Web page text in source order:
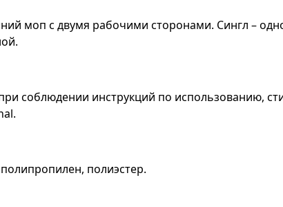
моп с двумя рабочими сторонами. Сингл –
соблюдении инструкций по использованию,
полиэстер.